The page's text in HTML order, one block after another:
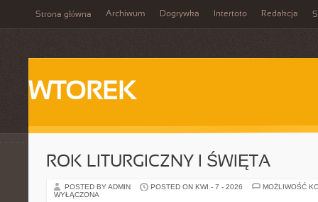
Strona główna Archiwum Dogrywka Intertoto Redakcja
WTOREK
ROK LITURGICZNY I ŚWIĘTA
POSTED BY ADMIN POSTED ON KWI - 7 - 2026
MOŻLIWOŚĆ
WYŁĄCZONA